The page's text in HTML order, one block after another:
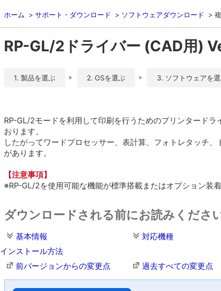
ホーム サポート・ダウンロード ソフトウェアダウンロード
RP-GL/2ドライバー (CAD用)
1. 製品を選ぶ 2. OSを選ぶ 3. ソフトウェアを
RP-GL/2モードを利用して印刷を行うためのプリンタード
おります。
したがってワードプロセッサー、表計算、フォトレタッチ
があります。
【注意事項】
※RP-GL/2を使用可能な機能が標準搭載またはオプション装
ダウンロードされる前にお読みくださ
基本情報
対応機種
インストール方法
前バージョンからの変更点
過去すべての変更点